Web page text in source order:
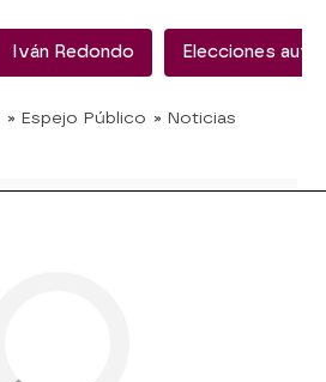
Iván Redondo Elecciones
» Espejo Público » Noticias